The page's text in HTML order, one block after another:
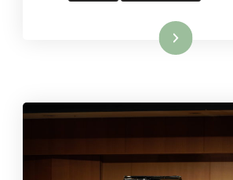
続きを読む